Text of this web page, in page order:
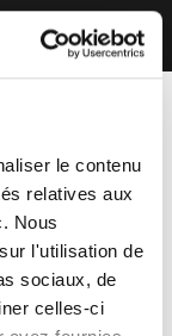
le contenu
relatives aux
Nous
l'utilisation de
sociaux, de
celles-ci